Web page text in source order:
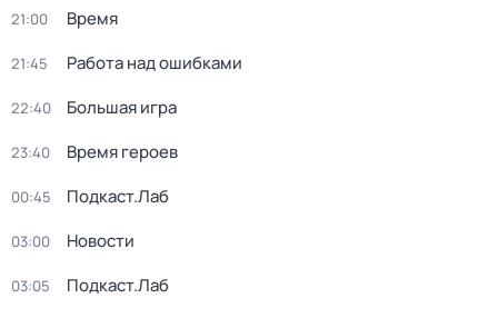
21:00 Время
21:45 Работа над ошибками
22:40 Большая игра
23:40 Время героев
00:45 Подкаст.Лаб
03:00 Новости
03:05 Подкаст.Лаб